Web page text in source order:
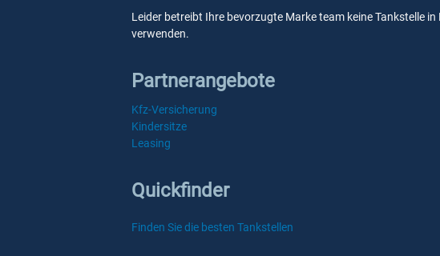
Leider betreibt Ihre bevorzugte Marke team keine Tankstelle
verwenden.
Partnerangebote
Kfz-Versicherung
Kindersitze
Leasing
Quickfinder
Finden Sie die besten Tankstellen